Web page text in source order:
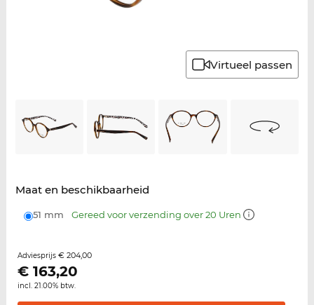
Virtueel passen
Maat en beschikbaarheid
51 mm Gereed voor verzending over 20 Uren
Adviesprijs € 204,00
€ 163,20
incl. 21.00% btw.